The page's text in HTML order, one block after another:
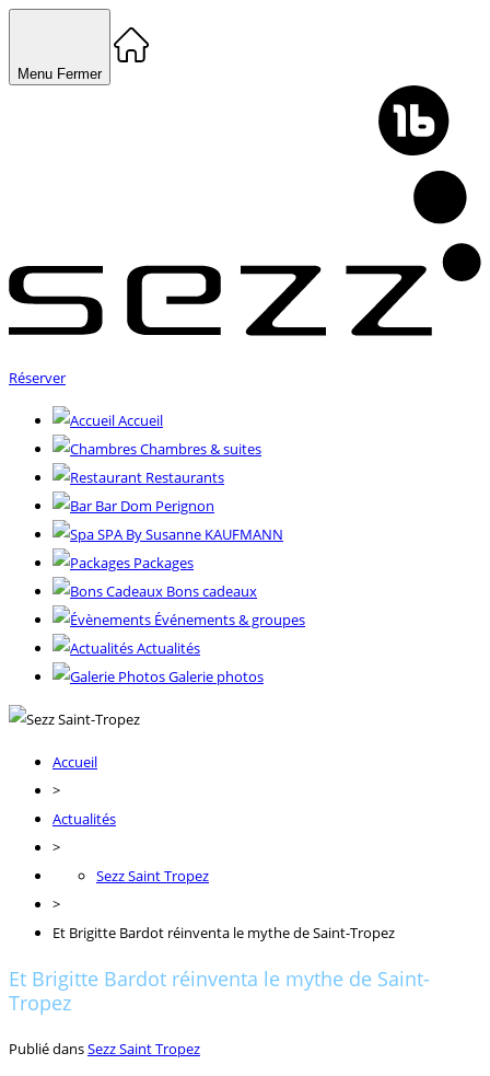
Menu Fermer
Réserver
Accueil
Chambres & suites
Restaurants
Bar Dom Perignon
SPA By Susanne KAUFMANN
Packages
Bons cadeaux
Événements & groupes
Actualités
Galerie photos
Accueil
>
Actualités
>
Sezz Saint Tropez
>
Et Brigitte Bardot réinventa le mythe de Saint-Tropez
Et Brigitte Bardot réinventa le mythe de Saint-
Tropez
Publié dansSezz Saint Tropez